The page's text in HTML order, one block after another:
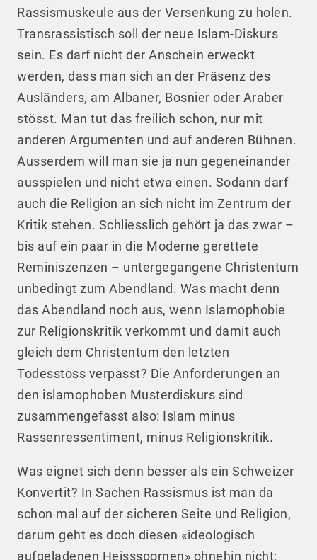
Rassismuskeule aus der Versenkung zu holen.
Transrassistisch soll der neue Islam-Diskurs
sein. Es darf nicht der Anschein erweckt
werden, dass man sich an der Präsenz des
Ausländers, am Albaner, Bosnier oder Araber
stösst. Man tut das freilich schon, nur mit
anderen Argumenten und auf anderen Bühnen.
Ausserdem will man sie ja nun gegeneinander
ausspielen und nicht etwa einen. Sodann darf
auch die Religion an sich nicht im Zentrum der
Kritik stehen. Schliesslich gehört ja das zwar –
bis auf ein paar in die Moderne gerettete
Reminiszenzen – untergegangene Christentum
unbedingt zum Abendland. Was macht denn
das Abendland noch aus, wenn Islamophobie
zur Religionskritik verkommt und damit auch
gleich dem Christentum den letzten
Todesstoss verpasst? Die Anforderungen an
den islamophoben Musterdiskurs sind
zusammengefasst also: Islam minus
Rassenressentiment, minus Religionskritik.
Was eignet sich denn besser als ein Schweizer
Konvertit? In Sachen Rassismus ist man da
schon mal auf der sicheren Seite und Religion,
darum geht es doch diesen «ideologisch
aufgeladenen Heissspornen» ohnehin nicht: